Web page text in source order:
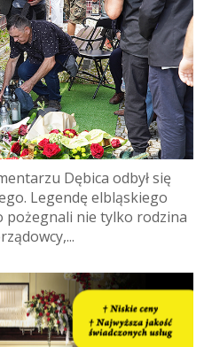
Dębica odbył się
Legendę elbląskiego
nie tylko rodzina